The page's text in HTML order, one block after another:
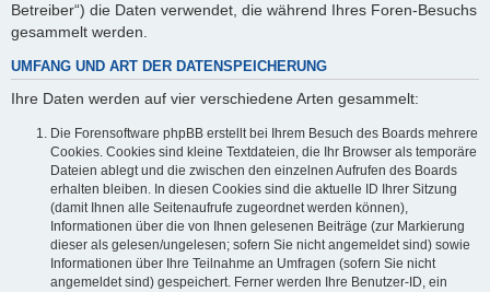
Betreiber“) die Daten verwendet, die während Ihres Foren-Besuchs
gesammelt werden.
UMFANG UND ART DER DATENSPEICHERUNG
Ihre Daten werden auf vier verschiedene Arten gesammelt:
Die Forensoftware phpBB erstellt bei Ihrem Besuch des Boards mehrere
Cookies. Cookies sind kleine Textdateien, die Ihr Browser als temporäre
Dateien ablegt und die zwischen den einzelnen Aufrufen des Boards
erhalten bleiben. In diesen Cookies sind die aktuelle ID Ihrer Sitzung
(damit Ihnen alle Seitenaufrufe zugeordnet werden können),
Informationen über die von Ihnen gelesenen Beiträge (zur Markierung
dieser als gelesen/ungelesen; sofern Sie nicht angemeldet sind) sowie
Informationen über Ihre Teilnahme an Umfragen (sofern Sie nicht
angemeldet sind) gespeichert. Ferner werden Ihre Benutzer-ID, ein